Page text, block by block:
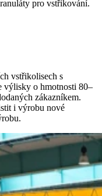
pro vstřikování.
vstřikolisech s
výlisky o hmotnosti 80–
zákazníkem.
i výrobu nové